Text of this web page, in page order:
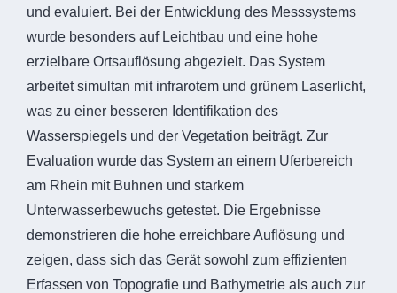
und evaluiert. Bei der Entwicklung des Messsystems
wurde besonders auf Leichtbau und eine hohe
erzielbare Ortsauflösung abgezielt. Das System
arbeitet simultan mit infrarotem und grünem Laserlicht,
was zu einer besseren Identifikation des
Wasserspiegels und der Vegetation beiträgt. Zur
Evaluation wurde das System an einem Uferbereich
am Rhein mit Buhnen und starkem
Unterwasserbewuchs getestet. Die Ergebnisse
demonstrieren die hohe erreichbare Auflösung und
zeigen, dass sich das Gerät sowohl zum effizienten
Erfassen von Topografie und Bathymetrie als auch zur